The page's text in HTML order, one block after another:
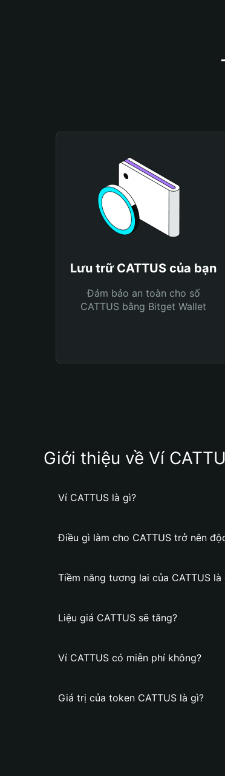
Lưu trữ CATTUS của bạn
Đảm bảo an toàn cho số
CATTUS bằng Bitget Wallet
Giới thiệu về Ví
Ví CATTUS là gì?
Điều gì làm cho CATTUS trở nên
Tiềm năng tương lai của CATTUS là
Liệu giá CATTUS sẽ tăng?
Ví CATTUS có miễn phí không?
Giá trị của token CATTUS là gì?